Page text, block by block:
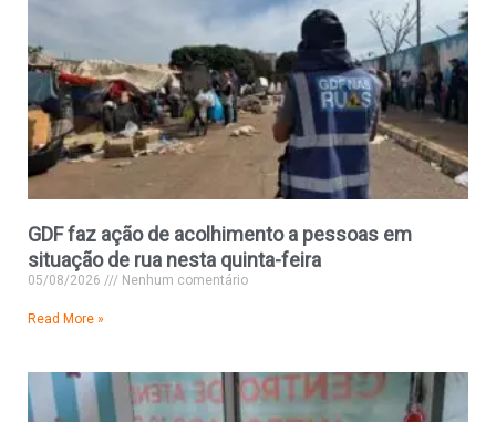
GDF faz ação de acolhimento a pessoas em
situação de rua nesta quinta-feira
05/08/2026 Nenhum comentário
Read More »